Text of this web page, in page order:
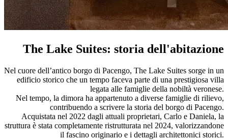
The Lake Suites: storia dell'abitazione
Nel cuore dell’antico borgo di Pacengo, The Lake Suites sorge in un
edificio storico che un tempo faceva parte di una prestigiosa villa
legata alle famiglie della nobiltà veronese.
Nel tempo, la dimora ha appartenuto a diverse famiglie di rilievo,
contribuendo a scrivere la storia del borgo di Pacengo.
Acquistata nel 2022 dagli attuali proprietari, Carlo e Daniela, la
struttura è stata completamente ristrutturata nel 2024, valorizzandone
il fascino originario e i dettagli architettonici storici.